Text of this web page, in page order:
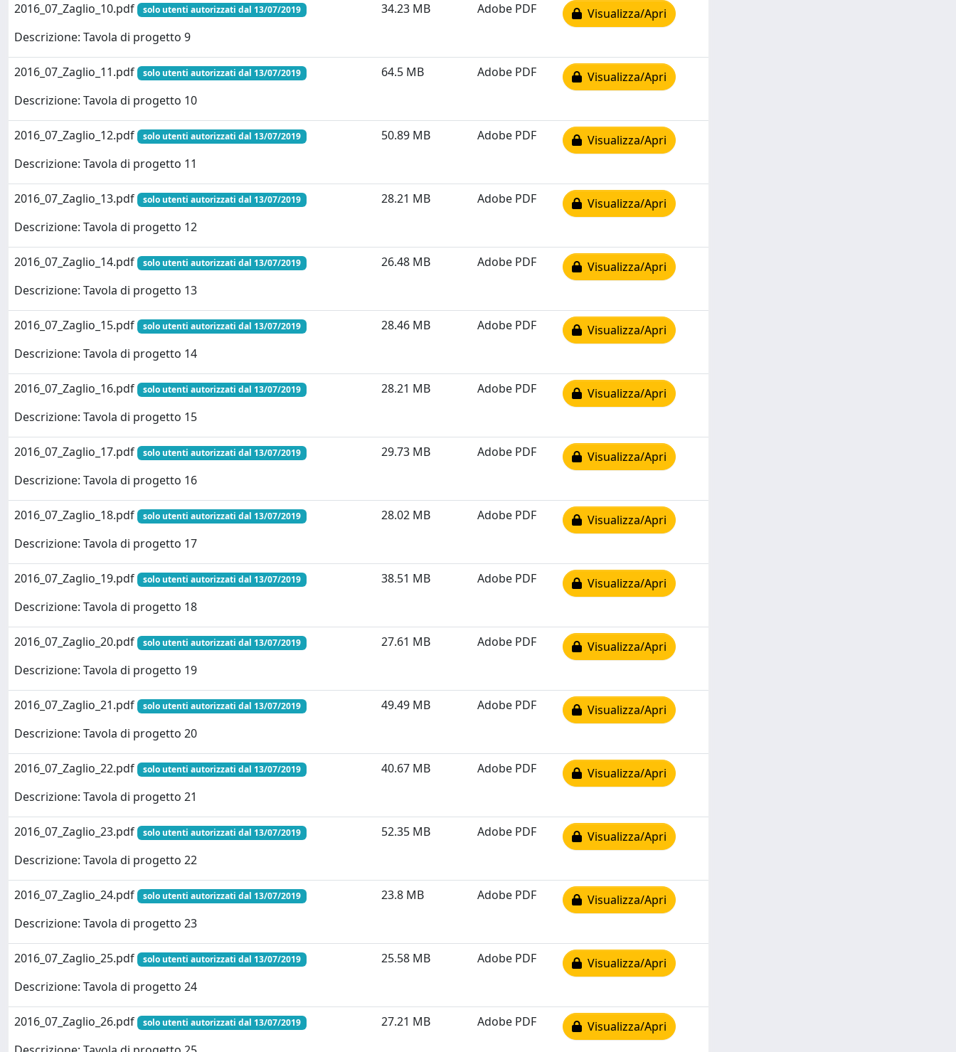
2016_07_Zaglio_10.pdf solo utenti autorizzati dal 13/07/2019
Descrizione: Tavola di progetto 9
34.23 MB Adobe PDF Visualizza/Apri
2016_07_Zaglio_11.pdf solo utenti autorizzati dal 13/07/2019
Descrizione: Tavola di progetto 10
64.5 MB Adobe PDF Visualizza/Apri
2016_07_Zaglio_12.pdf solo utenti autorizzati dal 13/07/2019
Descrizione: Tavola di progetto 11
50.89 MB Adobe PDF Visualizza/Apri
2016_07_Zaglio_13.pdf solo utenti autorizzati dal 13/07/2019
Descrizione: Tavola di progetto 12
28.21 MB Adobe PDF Visualizza/Apri
2016_07_Zaglio_14.pdf solo utenti autorizzati dal 13/07/2019
Descrizione: Tavola di progetto 13
26.48 MB Adobe PDF Visualizza/Apri
2016_07_Zaglio_15.pdf solo utenti autorizzati dal 13/07/2019
Descrizione: Tavola di progetto 14
28.46 MB Adobe PDF Visualizza/Apri
2016_07_Zaglio_16.pdf solo utenti autorizzati dal 13/07/2019
Descrizione: Tavola di progetto 15
28.21 MB Adobe PDF Visualizza/Apri
2016_07_Zaglio_17.pdf solo utenti autorizzati dal 13/07/2019
Descrizione: Tavola di progetto 16
29.73 MB Adobe PDF Visualizza/Apri
2016_07_Zaglio_18.pdf solo utenti autorizzati dal 13/07/2019
Descrizione: Tavola di progetto 17
28.02 MB Adobe PDF Visualizza/Apri
2016_07_Zaglio_19.pdf solo utenti autorizzati dal 13/07/2019
Descrizione: Tavola di progetto 18
38.51 MB Adobe PDF Visualizza/Apri
2016_07_Zaglio_20.pdf solo utenti autorizzati dal 13/07/2019
Descrizione: Tavola di progetto 19
27.61 MB Adobe PDF Visualizza/Apri
2016_07_Zaglio_21.pdf solo utenti autorizzati dal 13/07/2019
Descrizione: Tavola di progetto 20
49.49 MB Adobe PDF Visualizza/Apri
2016_07_Zaglio_22.pdf solo utenti autorizzati dal 13/07/2019
Descrizione: Tavola di progetto 21
40.67 MB Adobe PDF Visualizza/Apri
2016_07_Zaglio_23.pdf solo utenti autorizzati dal 13/07/2019
Descrizione: Tavola di progetto 22
52.35 MB Adobe PDF Visualizza/Apri
2016_07_Zaglio_24.pdf solo utenti autorizzati dal 13/07/2019
Descrizione: Tavola di progetto 23
23.8 MB Adobe PDF Visualizza/Apri
2016_07_Zaglio_25.pdf solo utenti autorizzati dal 13/07/2019
Descrizione: Tavola di progetto 24
25.58 MB Adobe PDF Visualizza/Apri
2016_07_Zaglio_26.pdf solo utenti autorizzati dal 13/07/2019 27.21 MB Adobe PDF Visualizza/Apri